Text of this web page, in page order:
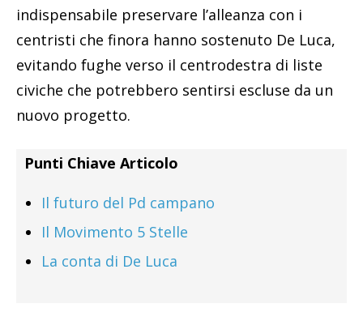
indispensabile preservare l’alleanza con i
centristi che finora hanno sostenuto De Luca,
evitando fughe verso il centrodestra di liste
civiche che potrebbero sentirsi escluse da un
nuovo progetto.
Punti Chiave Articolo
Il futuro del Pd campano
Il Movimento 5 Stelle
La conta di De Luca